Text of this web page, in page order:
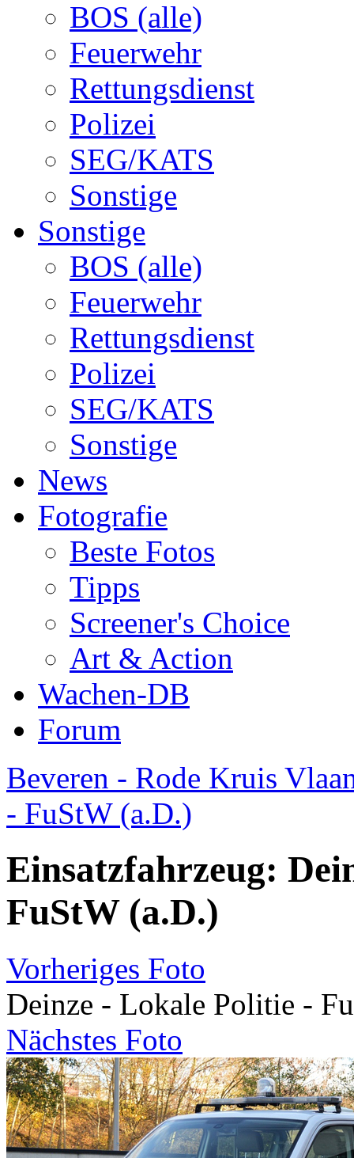
BOS (alle)
Feuerwehr
Rettungsdienst
Polizei
SEG/KATS
Sonstige
Sonstige
BOS (alle)
Feuerwehr
Rettungsdienst
Polizei
SEG/KATS
Sonstige
News
Fotografie
Beste Fotos
Tipps
Screener's Choice
Art & Action
Wachen-DB
Forum
Beveren - Rode Kruis
- FuStW (a.D.)
Einsatzfahrzeug:
FuStW (a.D.)
Vorheriges Foto
Deinze - Lokale Politie -
Nächstes Foto